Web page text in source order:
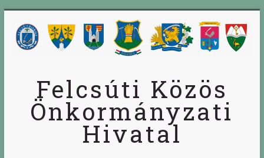
Felcsúti Közös
Önkormányzati
Hivatal